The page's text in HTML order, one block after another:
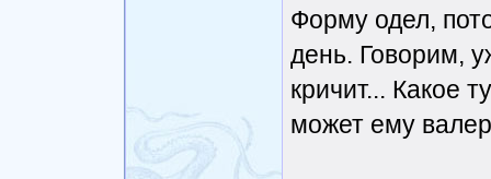
Форму одел,
день. Говорим,
кричит... Какое
может ему